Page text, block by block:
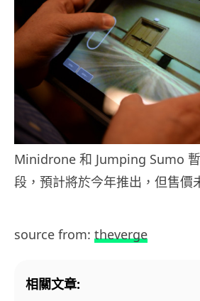
Minidrone 和 Jumping Sumo
段，預計將於今年推出，但售價
source from: theverge
相關文章: